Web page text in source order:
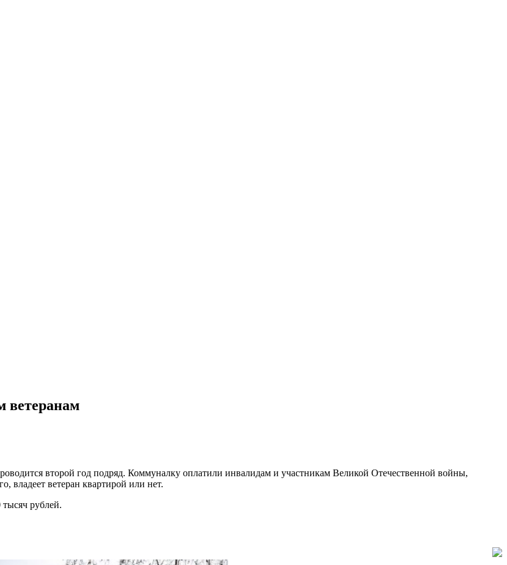
ветеранам
второй год подряд. Коммуналку оплатили инвалидам и участникам Великой Отечественной войны,
владеет ветеран квартирой или нет.
рублей.